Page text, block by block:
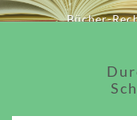
Bücher-